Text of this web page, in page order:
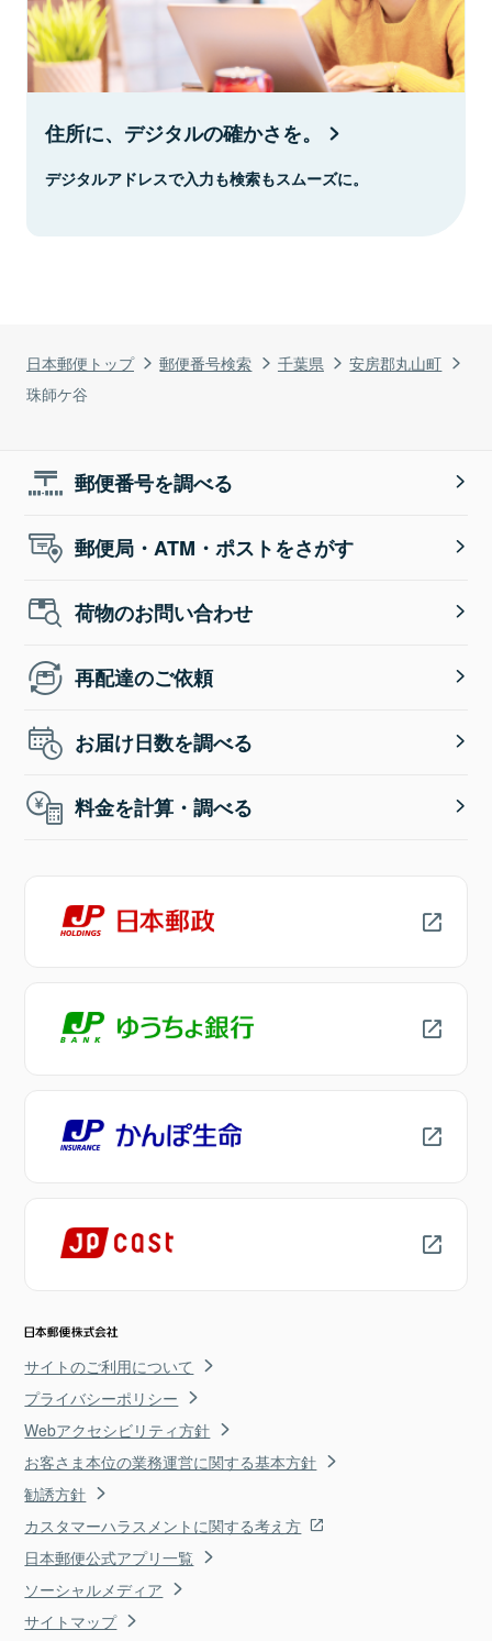
日本郵便トップ 郵便番号検索 千葉県
安房郡丸山町
珠師ケ谷
住所に、デジタルの確かさを。
デジタルアドレスで入力も検索もスムーズに。
郵便番号を調べる
郵便局・ATM・ポストをさがす
荷物のお問い合わせ
再配達のご依頼
お届け日数を調べる
料金を計算・調べる
サイトのご利用について
プライバシーポリシー
Webアクセシビリティ方針
お客さま本位の業務運営に関する基本方針
勧誘方針
カスタマーハラスメントに関する考え方
日本郵便公式アプリ一覧
ソーシャルメディア
サイトマップ